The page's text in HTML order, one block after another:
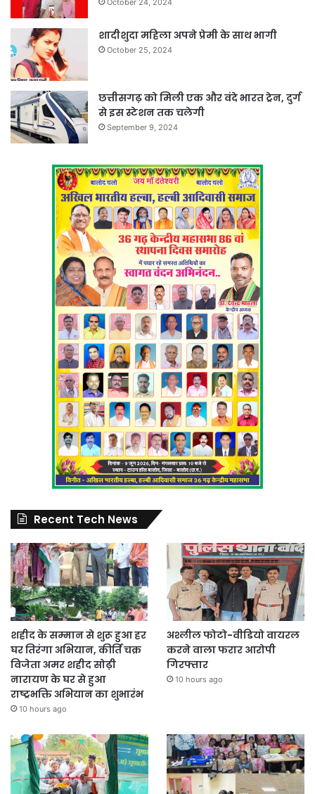
शादीशुदा महिला अपने प्रेमी के साथ भागी
October 25, 2024
छत्तीसगढ़ को मिली एक और वंदे भारत ट्रेन, दुर्ग
से इस स्टेशन तक चलेगी
September 9, 2024
Recent Tech News
शहीद के सम्मान से शुरू हुआ हर
घर तिरंगा अभियान, कीर्ति चक्र
विजेता अमर शहीद सोढ़ी
नारायण के घर से हुआ
राष्ट्रभक्ति अभियान का शुभारंभ
10 hours ago
अश्लील फोटो-वीडियो वायरल
करने वाला फरार आरोपी
गिरफ्तार
10 hours ago